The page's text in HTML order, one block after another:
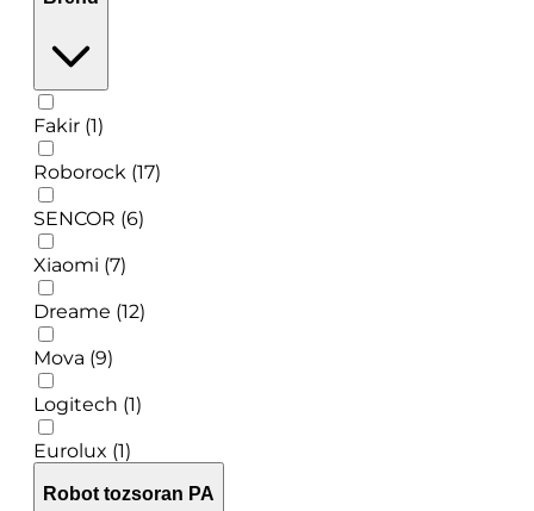
Fakir (1)
Roborock (17)
SENCOR (6)
Xiaomi (7)
Dreame (12)
Mova (9)
Logitech (1)
Eurolux (1)
Robot tozsoran PA